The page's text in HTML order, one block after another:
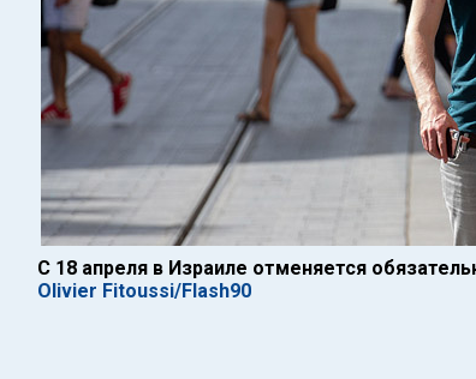
С 18 апреля в Израиле отменяется
Olivier Fitoussi/Flash90